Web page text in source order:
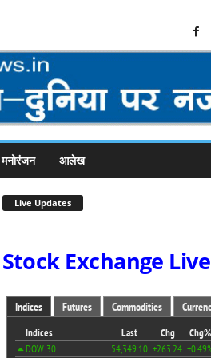
मनोरंजन आलेख
Live Updates
Stock Exchange Live